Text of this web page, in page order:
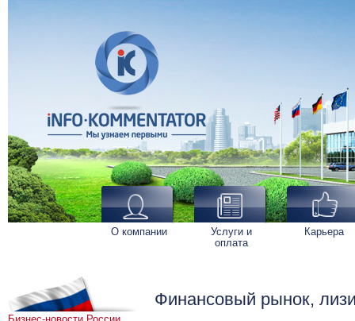
О компании Услуги и
оплата
Карьера
Финансовый рынок,